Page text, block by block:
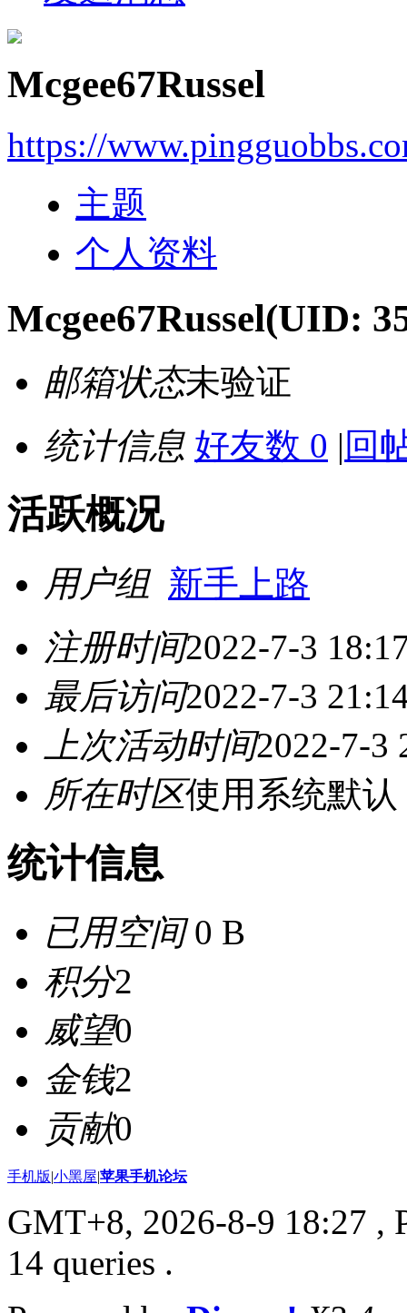
Mcgee67Russel
https://
主题
个人资料
Mcgee67Russel(UID:
邮箱状态未验证
统计信息 好友数 0 | 回
活跃概况
用户组 新手上路
注册时间2022-7-3
最后访问2022-7-3
上次活动时间2022-7-3
所在时区使用系统默认
统计信息
已用空间0 B
积分2
威望0
金钱2
贡献0
手机版|小黑屋|苹果手机论坛
GMT+8, 2026-8-9 18:27 ,
14 queries .